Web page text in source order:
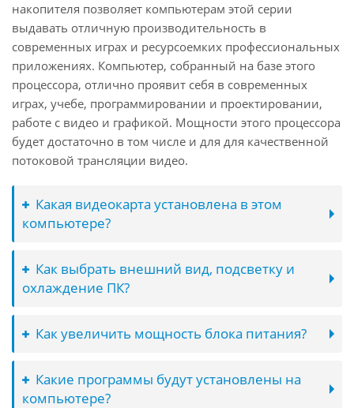
накопителя позволяет компьютерам этой серии
выдавать отличную производительность в
современных играх и ресурсоемких профессиональных
приложениях. Компьютер, собранный на базе этого
процессора, отлично проявит себя в современных
играх, учебе, программировании и проектировании,
работе с видео и графикой. Мощности этого процессора
будет достаточно в том числе и для для качественной
потоковой трансляции видео.
Какая видеокарта установлена в этом
компьютере?
Как выбрать внешний вид, подсветку и
охлаждение ПК?
Как увеличить мощность блока питания?
Какие программы будут установлены на
компьютере?